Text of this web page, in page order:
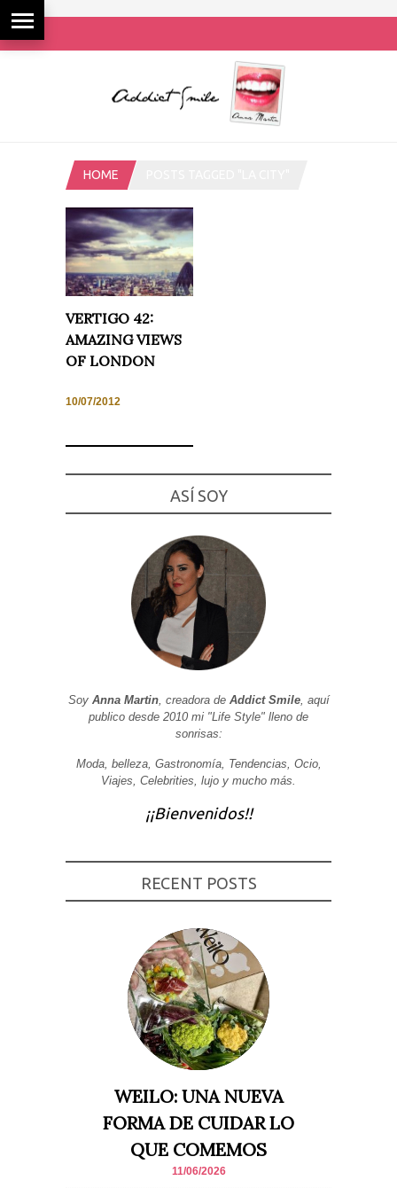
HOME
VERTIGO 42:
AMAZING VIEWS
OF LONDON
10/07/2012
ASÍ SOY
Soy Anna Martin, creadora de Addict Smile, aquí
publico desde 2010 mi "Life Style" lleno de
sonrisas:
Moda, belleza, Gastronomía, Tendencias, Ocio,
Viajes, Celebrities, lujo y mucho más.
¡¡Bienvenidos!!
RECENT POSTS
WEILO: UNA NUEVA
FORMA DE CUIDAR LO
QUE COMEMOS
11/06/2026
y estructura
de la web, en